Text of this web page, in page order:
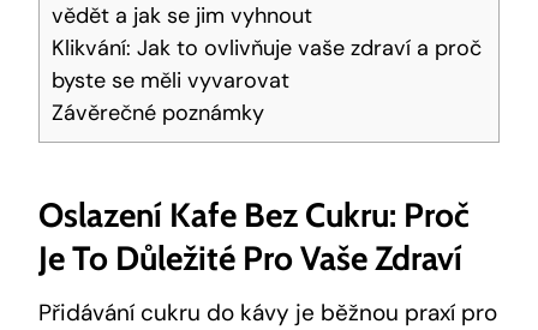
vědět a jak se jim vyhnout
Klikvání: Jak to ovlivňuje vaše zdraví a proč
byste se měli vyvarovat
Závěrečné poznámky
Oslazení Kafe Bez Cukru: Proč
Je To Důležité Pro Vaše Zdraví
Přidávání cukru do kávy je běžnou praxí pro